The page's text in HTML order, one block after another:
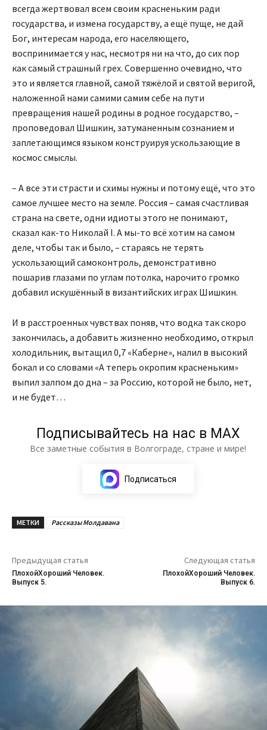
всегда жертвовал всем своим красненьким ради
государства, и измена государству, а ещё пуще, не дай
Бог, интересам народа, его населяющего,
воспринимается у нас, несмотря ни на что, до сих пор
как самый страшный грех. Совершенно очевидно, что
это и является главной, самой тяжёлой и святой веригой,
наложенной нами самими самим себе на пути
превращения нашей родины в родное государство, –
проповедовал Шишкин, затуманенным сознанием и
заплетающимся языком конструируя ускользающие в
космос смыслы.
– А все эти страсти и схимы нужны и потому ещё, что это
самое лучшее место на земле. Россия – самая счастливая
страна на свете, одни идиоты этого не понимают,
сказал как-то Николай I. А мы-то всё хотим на самом
деле, чтобы так и было, – стараясь не терять
ускользающий самоконтроль, демонстративно
пошарив глазами по углам потолка, нарочито громко
добавил искушённый в византийских играх Шишкин.
И в расстроенных чувствах поняв, что водка так скоро
закончилась, а добавить жизненно необходимо, открыл
холодильник, вытащил 0,7 «Каберне», налил в высокий
бокал и со словами «А теперь окропим красненьким»
выпил залпом до дна – за Россию, которой не было, нет,
и не будет…
Подписывайтесь на нас в МАХ
Все заметные события в Волгограде, стране и мире!
Подписаться
МЕТКИ Рассказы Молдавана
Предыдущая статья
ПлохойХороший Человек.
Выпуск 5.
Следующая статья
ПлохойХороший Человек.
Выпуск 6.